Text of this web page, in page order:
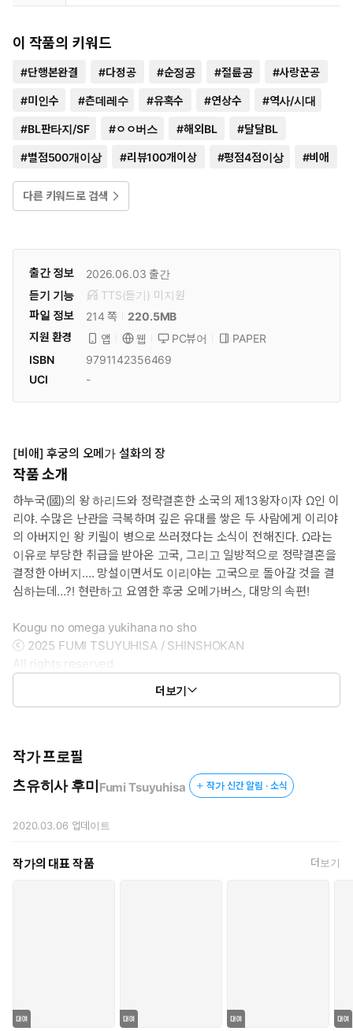
이 작품의 키워드
#단행본완결 #다정공 #순정공 #절륜공 #사랑꾼공
#미인수 #츤데레수 #유혹수 #연상수 #역사/시대
#BL판타지/SF #ㅇㅇ버스 #해외BL #달달BL
#별점500개이상 #리뷰100개이상 #평점4점이상 #비애
다른 키워드로 검색
출간 정보 2026.06.03 출간
듣기 기능
TTS(듣기) 미 지원
파일 정보
214 쪽
220.5MB
지원 환경
앱 웹 PC뷰어
PAPER
ISBN
9791142356469
UCI
-
[비애] 후궁의 오메가 설화의 장
작품 소개
하누국(國)의 왕 하리드와 정략결혼한 소국의 제13왕자이자 Ω인 이
리야. 수많은 난관을 극복하며 깊은 유대를 쌓은 두 사람에게 이리야
의 아버지인 왕 키릴이 병으로 쓰러졌다는 소식이 전해진다. Ω라는
이유로 부당한 취급을 받아온 고국, 그리고 일방적으로 정략결혼을
결정한 아버지…. 망설이면서도 이리야는 고국으로 돌아갈 것을 결
심하는데…?! 현란하고 요염한 후궁 오메가버스, 대망의 속편!
Kougu no omega yukihana no sho
ⓒ 2025 FUMI TSUYUHISA / SHINSHOKAN
All rights reserved.
First published in Japan in 2025 by SHINSHOKAN CO., LTD.
더보기
작가 프로필
츠유히사 후미Fumi Tsuyuhisa 작가 신간 알림 · 소식
2020.03.06 업데이트
작가의 대표 작품 더보기